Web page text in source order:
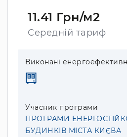
11.41 Грн/м2
Середній тариф
Виконані
Учасник програми
ПРОГРАМИ
БУДИНКІВ МІСТА КИЄВА